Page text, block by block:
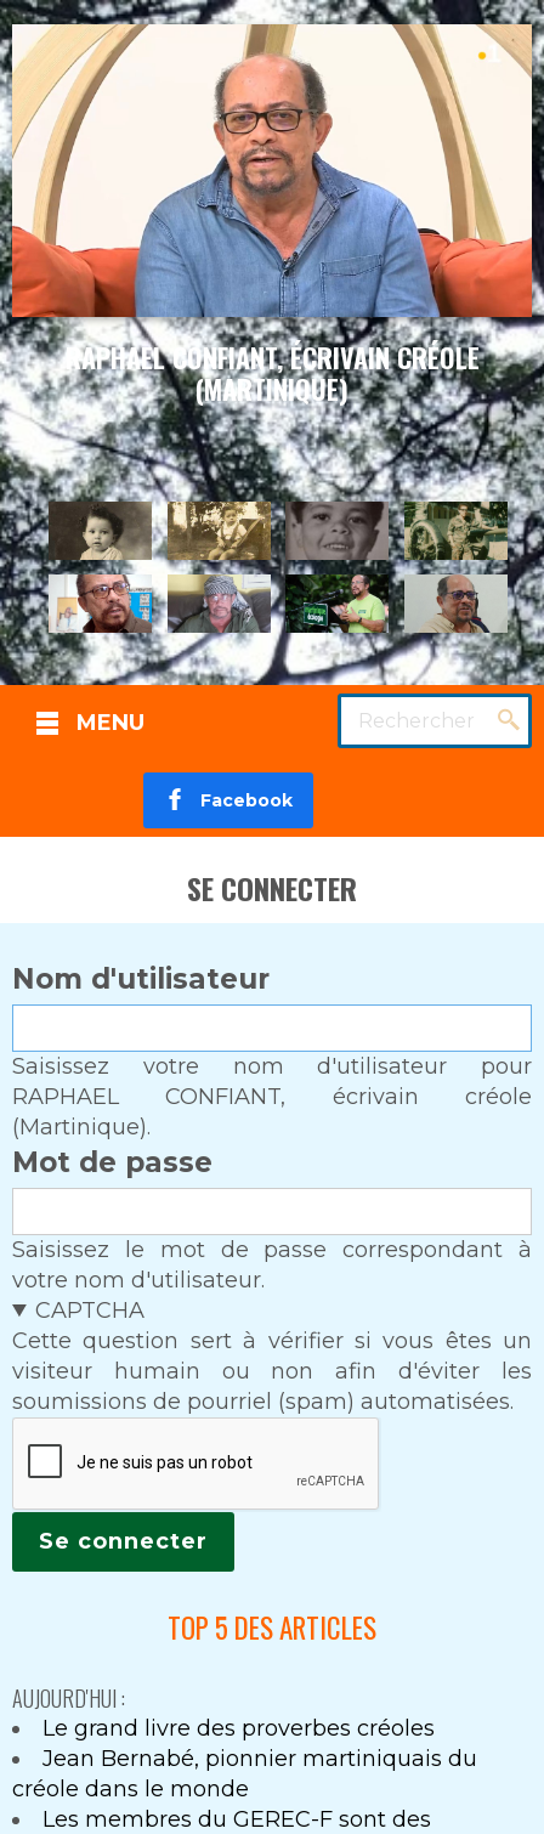
RAPHAEL CONFIANT, ÉCRIVAIN CRÉOLE
(MARTINIQUE)
MENU Rechercher
Facebook
SE CONNECTER
Nom d'utilisateur
Saisissez votre nom d'utilisateur pour
RAPHAEL CONFIANT, écrivain créole
(Martinique).
Mot de passe
Saisissez le mot de passe correspondant à
votre nom d'utilisateur.
CAPTCHA
Cette question sert à vérifier si vous êtes un
visiteur humain ou non afin d'éviter les
soumissions de pourriel (spam) automatisées.
TOP 5 DES ARTICLES
AUJOURD'HUI :
Le grand livre des proverbes créoles
Jean Bernabé, pionnier martiniquais du
créole dans le monde
Les membres du GEREC-F sont des